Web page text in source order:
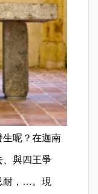
生呢？在迦南
、與四王爭
耐，…。現